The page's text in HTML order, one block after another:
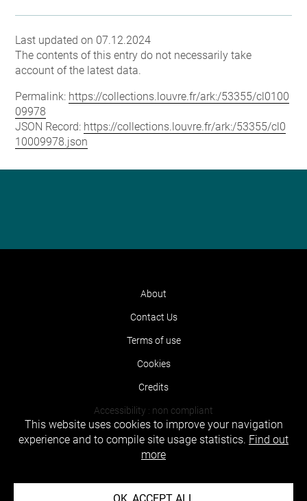
Last updated on 07.12.2024
The contents of this entry do not necessarily take
account of the latest data.
Permalink: https://collections.louvre.fr/ark:/53355/cl0100
09978
JSON Record: https://collections.louvre.fr/ark:/53355/cl0
10009978.json
About
Contact Us
Terms of use
Cookies
Credits
Accessibility : non compliant
This website uses cookies to improve your navigation
experience and to compile site usage statistics. Find out
more
OK, ACCEPT ALL